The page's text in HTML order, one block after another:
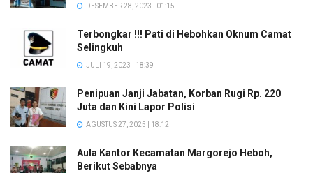
DESEMBER 28, 2023 | 01:15
Terbongkar !!! Pati di Hebohkan Oknum Camat
Selingkuh
JULI 19, 2023 | 18:39
Penipuan Janji Jabatan, Korban Rugi Rp. 220
Juta dan Kini Lapor Polisi
AGUSTUS 27, 2025 | 18:12
Aula Kantor Kecamatan Margorejo Heboh,
Berikut Sebabnya